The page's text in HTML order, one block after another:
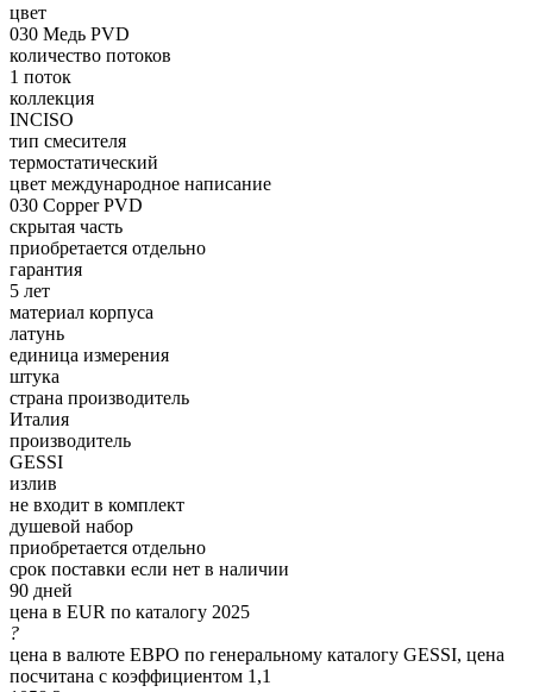
цвет
030 Медь PVD
количество потоков
1 поток
коллекция
INCISO
тип смесителя
термостатический
цвет международное написание
030 Copper PVD
скрытая часть
приобретается отдельно
гарантия
5 лет
материал корпуса
латунь
единица измерения
штука
страна производитель
Италия
производитель
GESSI
излив
не входит в комплект
душевой набор
приобретается отдельно
срок поставки если нет в наличии
90 дней
цена в EUR по каталогу 2025
?
цена в валюте ЕВРО по генеральному каталогу GESSI, цена
посчитана с коэффициентом 1,1